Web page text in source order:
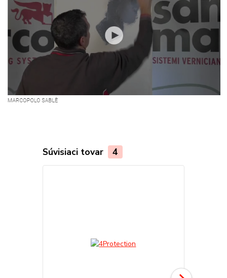
Súvisiaci tovar 4